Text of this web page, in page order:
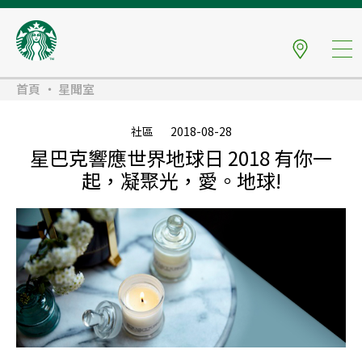
首頁 星聞室
社區 2018-08-28
星巴克響應世界地球日 2018 有你一
起，凝聚光，愛。地球!